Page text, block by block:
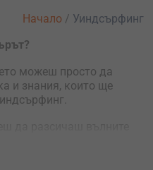
можеш просто да
и знания, които ще
Начало / Уиндсърфинг